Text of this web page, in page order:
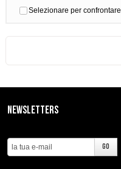
Selezionare per confrontare
Newsletters